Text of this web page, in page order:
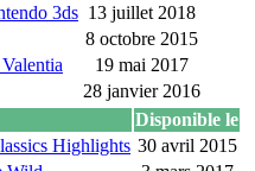
3ds 13 juillet 2018
8 octobre 2015
19 mai 2017
28 janvier 2016
Disponible le
Highlights 30 avril 2015